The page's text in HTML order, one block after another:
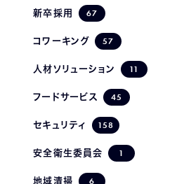
新卒採用 67
コワーキング 57
人材ソリューション 11
フードサービス 45
セキュリティ 158
安全衛生委員会 1
地域清掃 6